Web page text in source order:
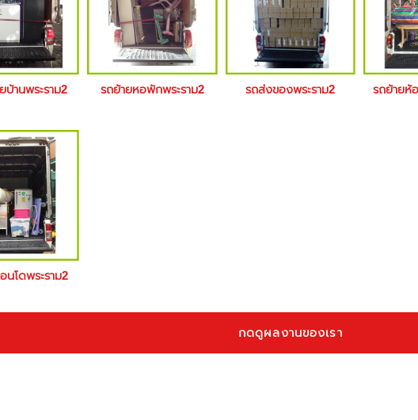
บ้านพระราม2 รถย้ายหอพักพระราม2 รถส่งของพระราม2 รถย้ายห้
นโดพระราม2
กดดูผลงานของเรา